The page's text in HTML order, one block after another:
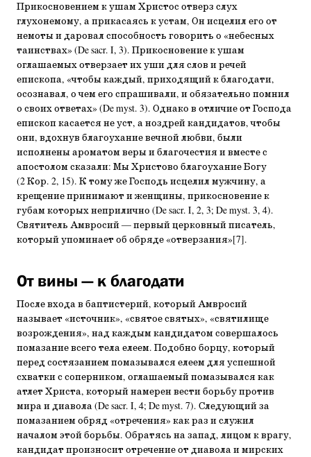
Прикосновением к ушам Христос отверз слух
глухонемому, а прикасаясь к устам, Он исцелил его от
немоты и даровал способность говорить о «небесных
таинствах» (De sacr. I, 3). Прикосновение к ушам
оглашаемых отверзает их уши для слов и речей
епископа, «чтобы каждый, приходящий к благодати,
осознавал, о чем его спрашивали, и обязательно помнил
о своих ответах» (De myst. 3). Однако в отличие от Господа
епископ касается не уст, а ноздрей кандидатов, чтобы
они, вдохнув благоухание вечной любви, были
исполнены ароматом веры и благочестия и вместе с
апостолом сказали: Мы Христово благоухание Богу
(2 Кор. 2, 15). К тому же Господь исцелил мужчину, а
крещение принимают и женщины, прикосновение к
губам которых неприлично (De sacr. I, 2, 3; De myst. 3, 4).
Святитель Амвросий — первый церковный писатель,
который упоминает об обряде «отверзания»[7].
От вины — к благодати
После входа в баптистерий, который Амвросий
называет «источник», «святое святых», «святилище
возрождения», над каждым кандидатом совершалось
помазание всего тела елеем. Подобно борцу, который
перед состязанием помазывался елеем для успешной
схватки с соперником, оглашаемый помазывался как
атлет Христа, который намерен вести борьбу против
мира и диавола (De sacr. I, 4; De myst. 7). Следующий за
помазанием обряд «отречения» как раз и служил
началом этой борьбы. Обратясь на запад, лицом к врагу,
кандидат произносит отречение от диавола и мирских